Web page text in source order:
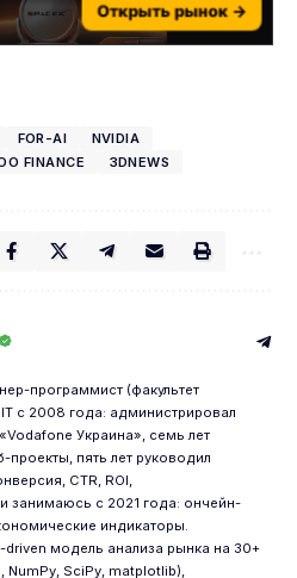
Открыть рынок →
FOR-AI
NVIDIA
FINANCE 3DNEWS
программист (факультет
с 2008 года: администрировал
Украина», семь лет
проекты, пять лет руководил
CTR, ROI,
занимаюсь с 2021 года: ончейн-
индикаторы.
модель анализа рынка на 30+
SciPy, matplotlib),